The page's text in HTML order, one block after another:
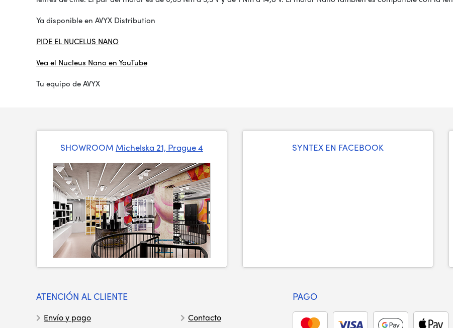
Ya disponible en AVYX Distribution
PIDE EL NUCELUS NANO
Vea el Nucleus Nano en YouTube
Tu equipo de AVYX
SHOWROOM Michelska 21, Prague 4 SYNTEX EN FACEBOOK
ATENCIÓN AL CLIENTE
Envío y pago Contacto
PAGO